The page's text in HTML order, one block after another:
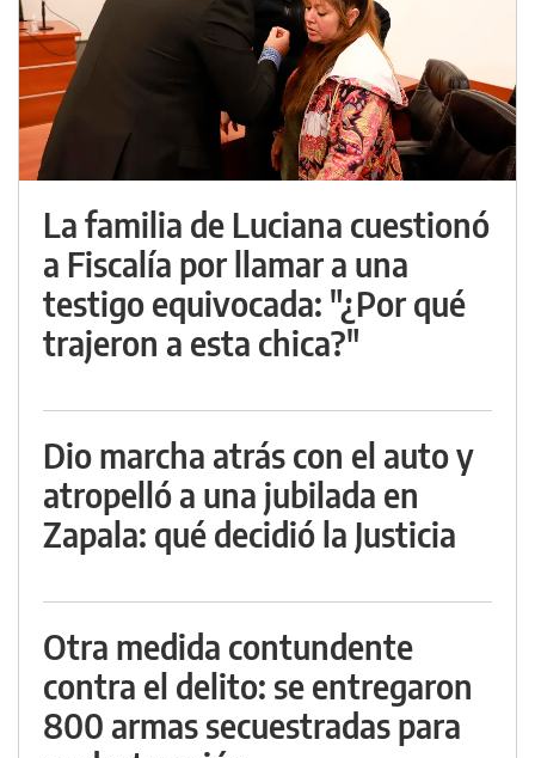
La familia de Luciana cuestionó
a Fiscalía por llamar a una
testigo equivocada: "¿Por qué
trajeron a esta chica?"
Dio marcha atrás con el auto y
atropelló a una jubilada en
Zapala: qué decidió la Justicia
Otra medida contundente
contra el delito: se entregaron
800 armas secuestradas para